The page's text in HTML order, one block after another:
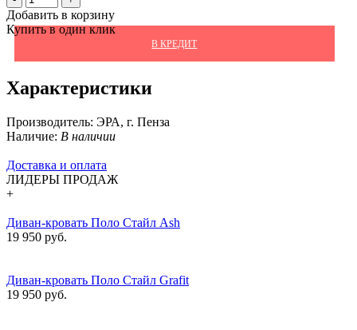
Добавить в корзину
Купить в один клик
В КРЕДИТ
Характеристики
Производитель: ЭРА, г. Пенза
Наличие: В наличии
Доставка и оплата
ЛИДЕРЫ ПРОДАЖ
+
Диван-кровать Поло Стайл Ash
19 950 руб.
Диван-кровать Поло Стайл Grafit
19 950 руб.